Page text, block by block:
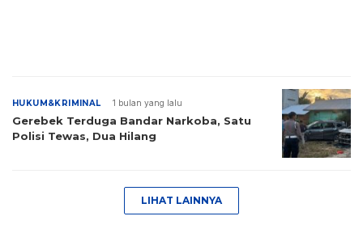
HUKUM&KRIMINAL 1 bulan yang lalu
Gerebek Terduga Bandar Narkoba, Satu
Polisi Tewas, Dua Hilang
LIHAT LAINNYA